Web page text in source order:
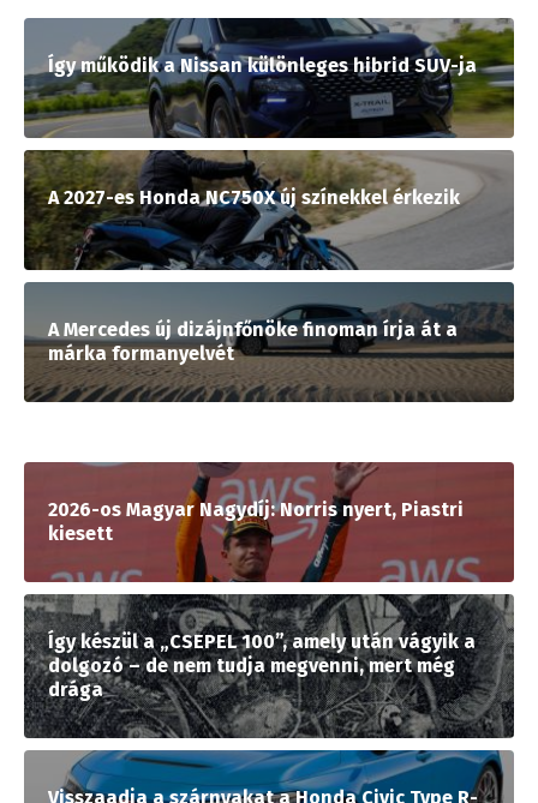
Így működik a Nissan különleges hibrid SUV-ja
A 2027-es Honda NC750X új színekkel érkezik
A Mercedes új dizájnfőnöke finoman írja át a
márka formanyelvét
2026-os Magyar Nagydíj: Norris nyert, Piastri
kiesett
Így készül a „CSEPEL 100”, amely után vágyik a
dolgozó – de nem tudja megvenni, mert még
drága
Visszaadja a szárnyakat a Honda Civic Type R-